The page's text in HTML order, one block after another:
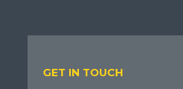
GET IN TOUCH